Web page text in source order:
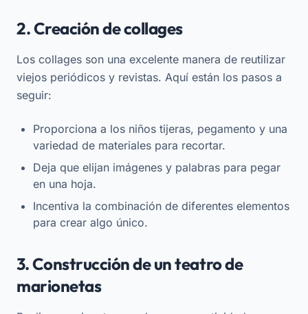
2. Creación de collages
Los collages son una excelente manera de reutilizar
viejos periódicos y revistas. Aquí están los pasos a
seguir:
Proporciona a los niños tijeras, pegamento y una
variedad de materiales para recortar.
Deja que elijan imágenes y palabras para pegar
en una hoja.
Incentiva la combinación de diferentes elementos
para crear algo único.
3. Construcción de un teatro de
marionetas